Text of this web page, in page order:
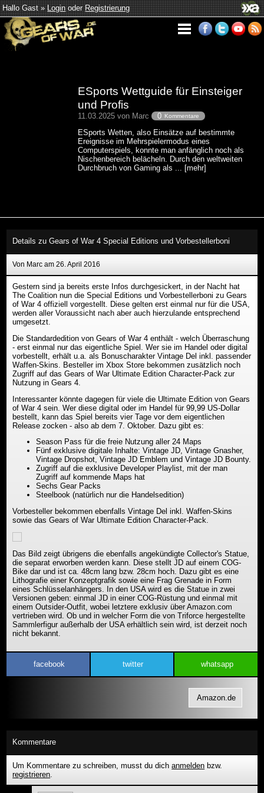
Hallo Gast »LoginoderRegistrierung
ESports Wettguide für Einsteiger
und Profis
11.03.2025 von Marc 0 Kommentare
ESports Wetten, also Einsätze auf bestimmte
Ereignisse im Mehrspielermodus eines
Computerspiels, konnte man anfänglich noch als
Nischenbereich belächeln. Durch den weltweiten
Durchbruch von Gaming als ... [mehr]
Details zu Gears of War 4 Special Editions und Vorbestellerboni
Von Marc am 26. April 2016
Gestern sind ja bereits erste Infos durchgesickert, in der Nacht hat
The Coalition nun die Special Editions und Vorbestellerboni zu Gears
of War 4 offiziell vorgestellt. Diese gelten erst einmal nur für die USA,
werden aller Voraussicht nach aber auch hierzulande entsprechend
umgesetzt.
Die Standardedition von Gears of War 4 enthält - welch Überraschung
- erst einmal nur das eigentliche Spiel. Wer sie im Handel oder digital
vorbestellt, erhält u.a. als Bonuscharakter Vintage Del inkl. passender
Waffen-Skins. Besteller im Xbox Store bekommen zusätzlich noch
Zugriff auf das Gears of War Ultimate Edition Character-Pack zur
Nutzung in Gears 4.
Interessanter könnte dagegen für viele die Ultimate Edition von Gears
of War 4 sein. Wer diese digital oder im Handel für 99,99 US-Dollar
bestellt, kann das Spiel bereits vier Tage vor dem eigentlichen
Release zocken - also ab dem 7. Oktober. Dazu gibt es:
Season Pass für die freie Nutzung aller 24 Maps
Fünf exklusive digitale Inhalte: Vintage JD, Vintage Gnasher,
Vintage Dropshot, Vintage JD Emblem und Vintage JD Bounty.
Zugriff auf die exklusive Developer Playlist, mit der man
Zugriff auf kommende Maps hat
Sechs Gear Packs
Steelbook (natürlich nur die Handelsedition)
Vorbesteller bekommen ebenfalls Vintage Del inkl. Waffen-Skins
sowie das Gears of War Ultimate Edition Character-Pack.
Das Bild zeigt übrigens die ebenfalls angekündigte Collector's Statue,
die separat erworben werden kann. Diese stellt JD auf einem COG-
Bike dar und ist ca. 48cm lang bzw. 28cm hoch. Dazu gibt es eine
Lithografie einer Konzeptgrafik sowie eine Frag Grenade in Form
eines Schlüsselanhängers. In den USA wird es die Statue in zwei
Versionen geben: einmal JD in einer COG-Rüstung und einmal mit
einem Outsider-Outfit, wobei letztere exklusiv über Amazon.com
vertrieben wird. Ob und in welcher Form die von Triforce hergestellte
Sammlerfigur außerhalb der USA erhältlich sein wird, ist derzeit noch
nicht bekannt.
facebook twitter whatsapp
Amazon.de
Kommentare
Um Kommentare zu schreiben, musst du dichanmelden bzw.
registrieren